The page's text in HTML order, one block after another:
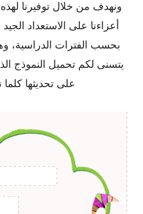
ونهدف من خلال توفيرنا
أعزاءنا على الاستعداد
بحسب الفترات الدراسية،
يتسنى لكم تحميل النموذج
على تحديثها كلما